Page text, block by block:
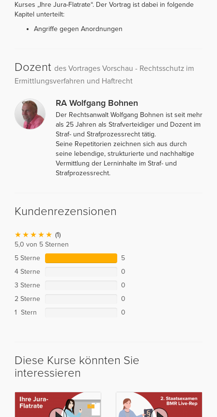
Kurses „Ihre Jura-Flatrate“. Der Vortrag ist dabei in folgende
Kapitel unterteilt:
Angriffe gegen Anordnungen
Dozent des Vortrages Vorschau - Rechtsschutz im
Ermittlungsverfahren und Haftrecht
RA Wolfgang Bohnen
Der Rechtsanwalt Wolfgang Bohnen ist seit mehr
als 25 Jahren als Strafverteidiger und Dozent im
Straf- und Strafprozessrecht tätig.
Seine Repetitorien zeichnen sich aus durch
seine lebendige, strukturierte und nachhaltige
Vermittlung der Lerninhalte im Straf- und
Strafprozessrecht.
Kundenrezensionen
(1)
5,0 von 5 Sternen
5 Sterne
5
4 Sterne
0
3 Sterne
0
2 Sterne
0
1 Stern
0
Diese Kurse könnten Sie
interessieren